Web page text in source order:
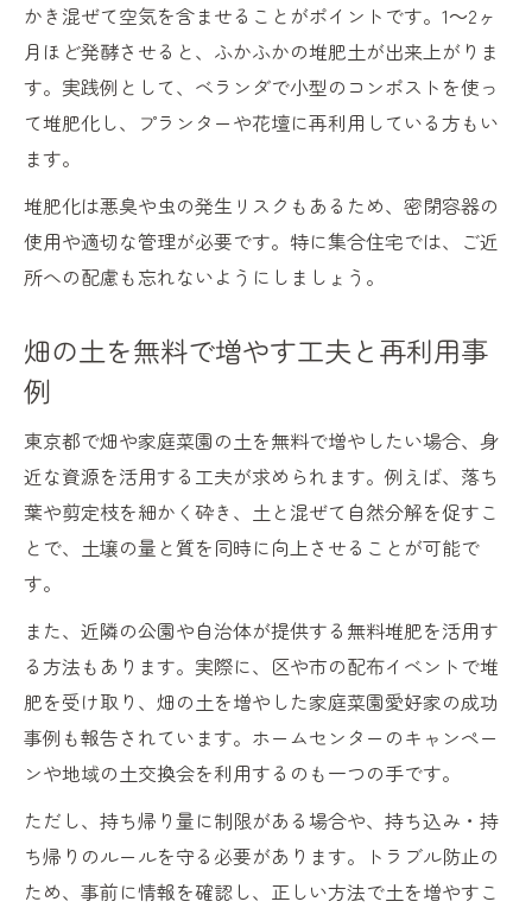
かき混ぜて空気を含ませることがポイントです。1～2ヶ
月ほど発酵させると、ふかふかの堆肥土が出来上がりま
す。実践例として、ベランダで小型のコンポストを使っ
て堆肥化し、プランターや花壇に再利用している方もい
ます。
堆肥化は悪臭や虫の発生リスクもあるため、密閉容器の
使用や適切な管理が必要です。特に集合住宅では、ご近
所への配慮も忘れないようにしましょう。
畑の土を無料で増やす工夫と再利用事
例
東京都で畑や家庭菜園の土を無料で増やしたい場合、身
近な資源を活用する工夫が求められます。例えば、落ち
葉や剪定枝を細かく砕き、土と混ぜて自然分解を促すこ
とで、土壌の量と質を同時に向上させることが可能で
す。
また、近隣の公園や自治体が提供する無料堆肥を活用す
る方法もあります。実際に、区や市の配布イベントで堆
肥を受け取り、畑の土を増やした家庭菜園愛好家の成功
事例も報告されています。ホームセンターのキャンペー
ンや地域の土交換会を利用するのも一つの手です。
ただし、持ち帰り量に制限がある場合や、持ち込み・持
ち帰りのルールを守る必要があります。トラブル防止の
ため、事前に情報を確認し、正しい方法で土を増やすこ